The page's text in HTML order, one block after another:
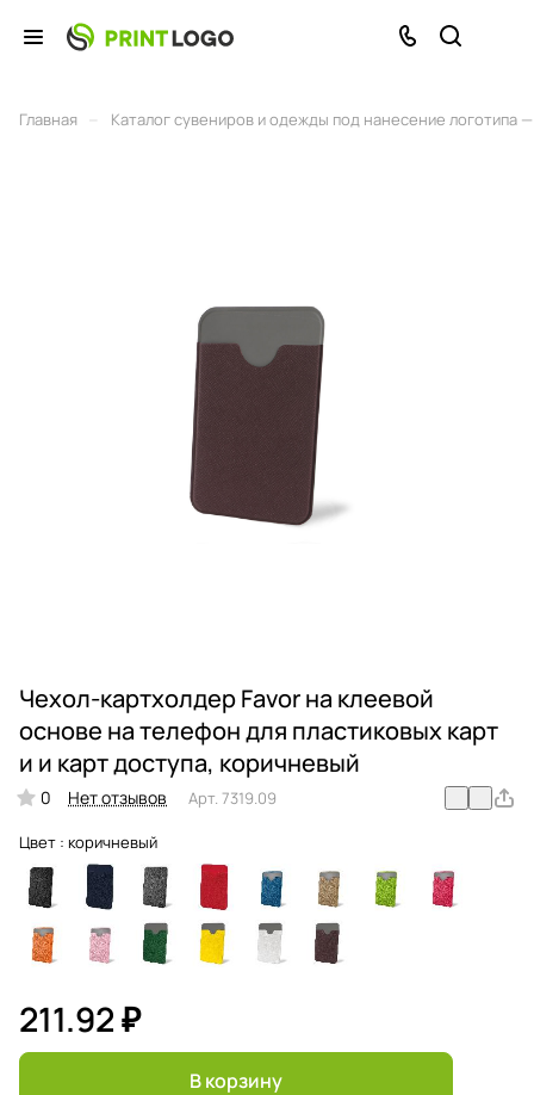
Главная Каталог сувениров и одежды под нанесение логотипа
Чехол-картхолдер Favor на клеевой
основе на телефон для пластиковых карт
и и карт доступа, коричневый
0 Нет отзывов Арт. 7319.09
Цвет : коричневый
211.92 ₽
В корзину